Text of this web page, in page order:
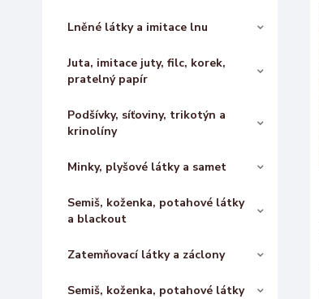
Lněné látky a imitace lnu
Juta, imitace juty, filc, korek,
pratelný papír
Podšívky, síťoviny, trikotýn a
krinolíny
Minky, plyšové látky a samet
Semiš, koženka, potahové látky
a blackout
Zatemňovací látky a záclony
Semiš, koženka, potahové látky